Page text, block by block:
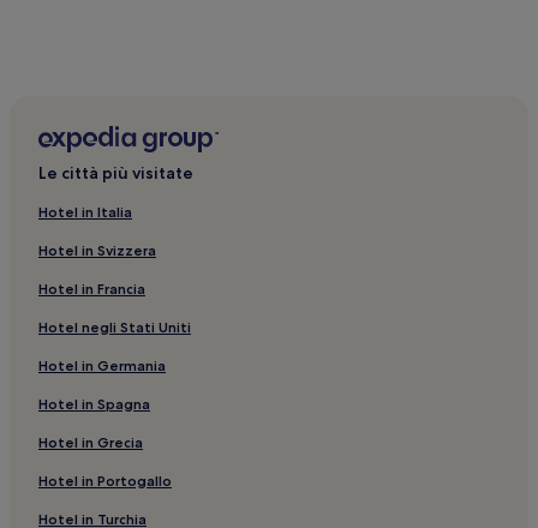
Le città più visitate
Hotel in Italia
Hotel in Svizzera
Hotel in Francia
Hotel negli Stati Uniti
Hotel in Germania
Hotel in Spagna
Hotel in Grecia
Hotel in Portogallo
Hotel in Turchia